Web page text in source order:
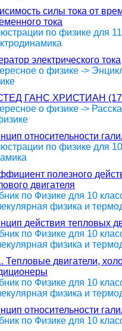
силы тока от
тока
по физике для
электрического тока
о физике ->
ГАНС ХРИСТИАН
о физике ->
относительности
по физике для
полезного
двигателя
по Физике для 10
физика и
действия тепловых
по Физике для 10
физика и
Тепловые двигатели,
по Физике для 10
физика и
относительности
по Физике для 10